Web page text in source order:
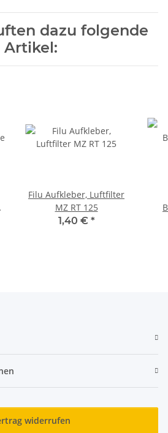
dazu folgende
Artikel:
Filu Aufkleber, Luftfilter
MZ RT 125
1,40 € *
widerrufen